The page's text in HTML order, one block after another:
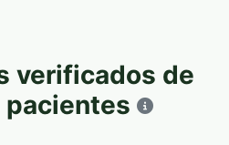
verificados de